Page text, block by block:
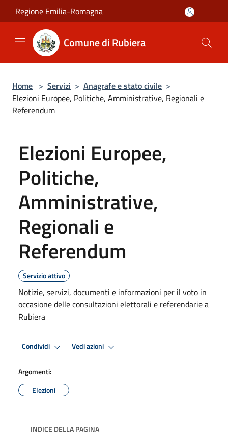
Salta al contenuto principale
Regione Emilia-Romagna
Comune di Rubiera
Home > Servizi > Anagrafe e stato civile >
Elezioni Europee, Politiche, Amministrative, Regionali e
Referendum
Elezioni Europee,
Politiche,
Amministrative,
Regionali e
Referendum
Servizio attivo
Notizie, servizi, documenti e informazioni per il voto in
occasione delle consultazioni elettorali e referendarie a
Rubiera
Condividi Vedi azioni
Argomenti:
Elezioni
INDICE DELLA PAGINA